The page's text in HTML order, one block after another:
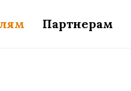
Партнерам